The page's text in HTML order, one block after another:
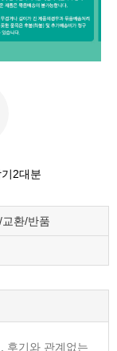
2대분
환/반품
후기와 관계없는